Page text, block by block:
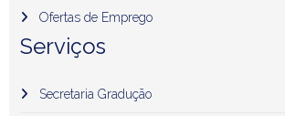
Ofertas de Emprego
Serviços
Secretaria Gradução